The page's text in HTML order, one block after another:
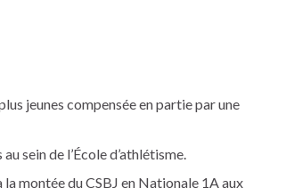
jeunes compensée en partie par une
sein de l’École d’athlétisme.
montée du CSBJ en Nationale 1A aux